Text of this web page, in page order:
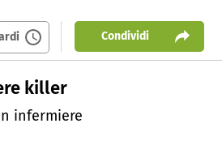
Condividi
killer
infermiere